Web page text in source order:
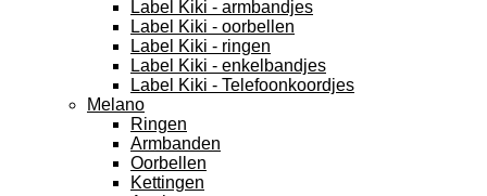
Label Kiki - armbandjes
Label Kiki - oorbellen
Label Kiki - ringen
Label Kiki - enkelbandjes
Label Kiki - Telefoonkoordjes
Melano
Ringen
Armbanden
Oorbellen
Kettingen